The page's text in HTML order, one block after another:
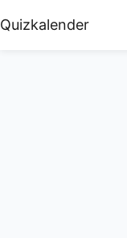
Quizkalender